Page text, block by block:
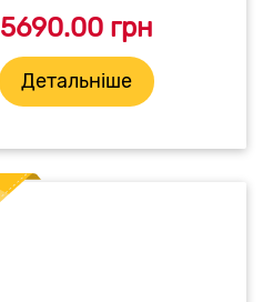
5690.00 грн
Детальніше